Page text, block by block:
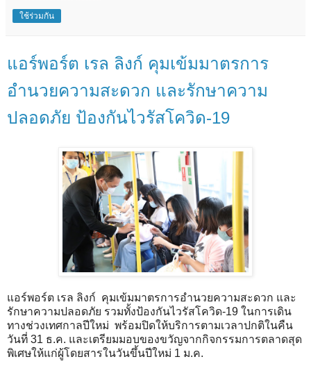
ใช้ร่วมกัน
แอร์พอร์ต เรล ลิงก์ คุมเข้มมาตรการ
อำนวยความสะดวก และรักษาความ
ปลอดภัย ป้องกันไวรัสโควิด-19
แอร์พอร์ต เรล ลิงก์ คุมเข้มมาตรการอำนวยความสะดวก และ
รักษาความปลอดภัย รวมทั้งป้องกันไวรัสโควิด-19 ในการเดิน
ทางช่วงเทศกาลปีใหม่ พร้อมปิดให้บริการตามเวลาปกติในคืน
วันที่ 31 ธ.ค. และเตรียมมอบของขวัญจากกิจกรรมการตลาดสุด
พิเศษให้แก่ผู้โดยสารในวันขึ้นปีใหม่ 1 ม.ค.